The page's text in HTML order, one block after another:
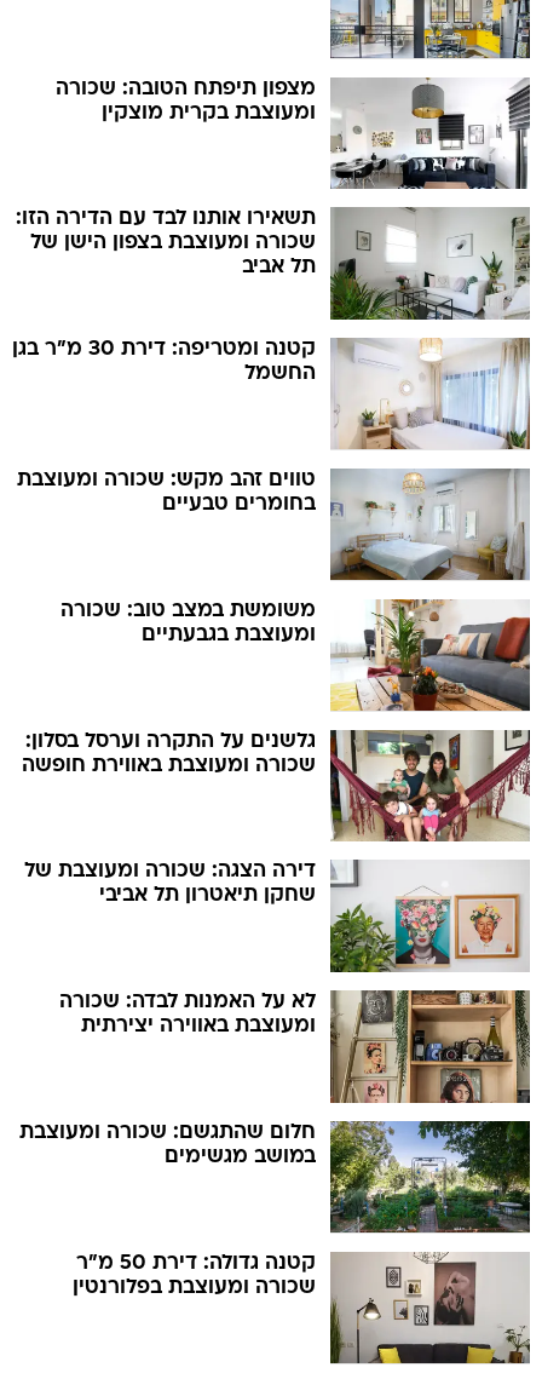
מצפון תיפתח הטובה: שכורה
ומעוצבת בקרית מוצקין
תשאירו אותנו לבד עם הדירה הזו:
שכורה ומעוצבת בצפון הישן של
תל אביב
קטנה ומטריפה: דירת 30 מ"ר בגן
החשמל
טווים זהב מקש: שכורה ומעוצבת
בחומרים טבעיים
משומשת במצב טוב: שכורה
ומעוצבת בגבעתיים
גלשנים על התקרה וערסל בסלון:
שכורה ומעוצבת באווירת חופשה
דירה הצגה: שכורה ומעוצבת של
שחקן תיאטרון תל אביבי
לא על האמנות לבדה: שכורה
ומעוצבת באווירה יצירתית
חלום שהתגשם: שכורה ומעוצבת
במושב מגשימים
קטנה גדולה: דירת 50 מ"ר
שכורה ומעוצבת בפלורנטין